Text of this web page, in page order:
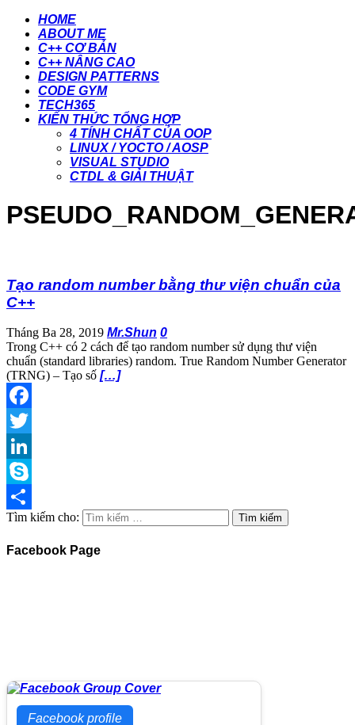
HOME
ABOUT ME
C++ CƠ BẢN
C++ NÂNG CAO
DESIGN PATTERNS
CODE GYM
TECH365
KIẾN THỨC TỔNG HỢP
4 TÍNH CHẤT CỦA OOP
LINUX / YOCTO / AOSP
VISUAL STUDIO
CTDL & GIẢI THUẬT
Tạo random number bằng thư viện chuẩn của
C++
Tháng Ba 28, 2019 Mr.Shun 0
Trong C++ có 2 cách để tạo random number sử dụng thư viện
chuẩn (standard libraries) random. True Random Number Generator
(TRNG) – Tạo số […]
Facebook
Twitter
LinkedIn
Skype
Share
Tìm kiếm cho:
Facebook Page
Facebook profile